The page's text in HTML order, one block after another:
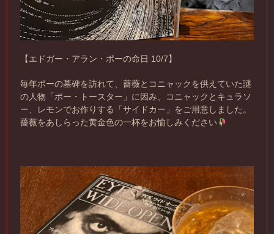
【エドガー・アラン・ポーの命日 10/7】
毎年ポーの墓碑を訪れて、薔薇とコニャックを供えていた謎
の人物「ポー・トースター」に因み、コニャックとキュラソ
ー、レモンでお作りする「サイドカー」をご用意しました。
薔薇をあしらった黄金色の一杯をお愉しみください